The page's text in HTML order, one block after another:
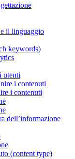
il linguaggio
keywords)
utenti
i contenuti
i contenuti
dell’informazione
(content type)